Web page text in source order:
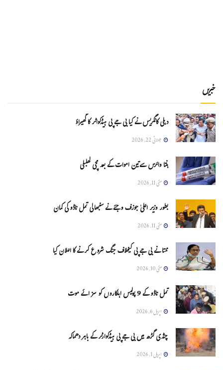
خبریں
دہلی کانگریس نے کیا بی جے پی ہیڈکواٹر کا گھیراؤ
جولائی 22, 2026
ہنتا وائرس سےتین اموات کے بعد مچی کھلبلی
مئی 11, 2026
بطور وزیر اعلیٰ جوزف وجئے نے سنبھالی تمل ناڈو کی کمان
مئی 11, 2026
ممتا نے بی جے پی کیخلاف جنگ شروع کرنے کا اعلان کیا
مئی 10, 2026
تمل ناڈو کے 9 پولیس اہلکاروں کو سزائے موت
اپریل 6, 2026
چنڈی گڑھ میں بی جے پی ہیڈکوارٹر کے باہر دھماکہ
اپریل 1, 2026